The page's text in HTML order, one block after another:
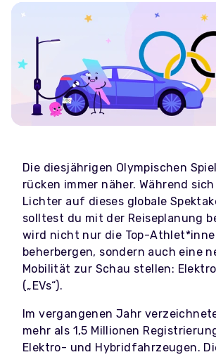
Die diesjährigen Olympischen
rücken immer näher. Während
Lichter auf dieses globale
solltest du mit der Reiseplanung
wird nicht nur die Top-
beherbergen, sondern auch eine
Mobilität zur Schau stellen:
(„EVs“).
Im vergangenen Jahr
mehr als 1,5 Millionen
Elektro- und Hybridfahrzeugen.